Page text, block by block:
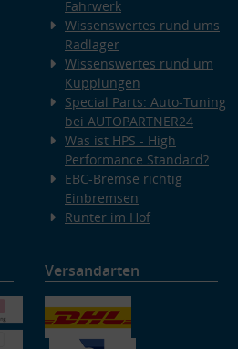
Fahrwerk
Wissenswertes rund ums
Radlager
Wissenswertes rund um
Kupplungen
Special Parts: Auto-Tuning
bei AUTOPARTNER24
Was ist HPS - High
Performance Standard?
EBC-Bremse richtig
Einbremsen
Runter im Hof
Versandarten